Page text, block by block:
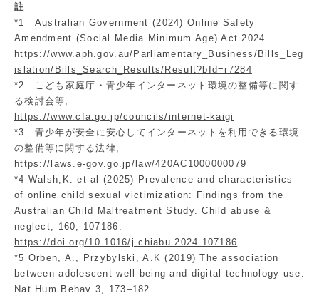
註
*1 Australian Government (2024) Online Safety
Amendment (Social Media Minimum Age) Act 2024.
https://www.aph.gov.au/Parliamentary_Business/Bills_Leg
islation/Bills_Search_Results/Result?bId=r7284
*2 こども家庭庁・青少年インターネット環境の整備等に関す
る検討会等,
https://www.cfa.go.jp/councils/internet-kaigi
*3 青少年が安全に安心してインターネットを利用できる環境
の整備等に関する法律,
https://laws.e-gov.go.jp/law/420AC1000000079
*4 Walsh,K. et al (2025) Prevalence and characteristics
of online child sexual victimization: Findings from the
Australian Child Maltreatment Study. Child abuse &
neglect, 160, 107186.
https://doi.org/10.1016/j.chiabu.2024.107186
*5 Orben, A., Przybylski, A.K (2019) The association
between adolescent well-being and digital technology use.
Nat Hum Behav 3, 173–182.